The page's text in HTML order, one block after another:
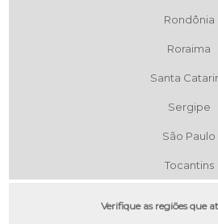
Rondônia
Roraima
Santa
Sergipe
São Paulo
Tocantins
Verifique as regiões que